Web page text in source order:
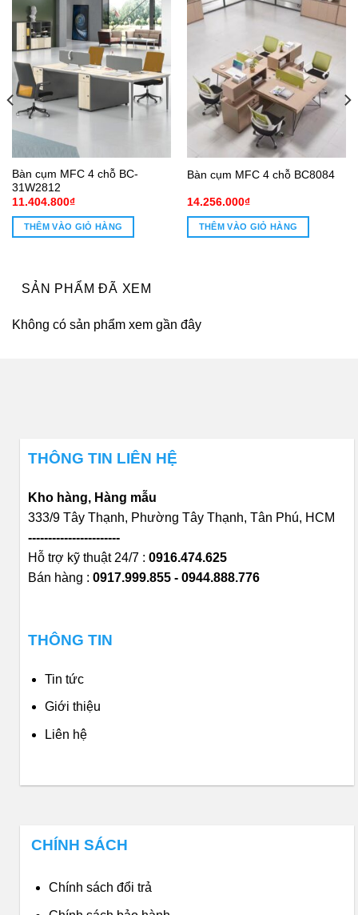
Bàn cụm MFC 4 chỗ BC-
31W2812
11.404.800₫
THÊM VÀO GIỎ HÀNG
Bàn cụm MFC 4 chỗ BC8084
14.256.000₫
THÊM VÀO GIỎ HÀNG
SẢN PHẨM ĐÃ XEM
Không có sản phẩm xem gần đây
THÔNG TIN LIÊN HỆ
Kho hàng, Hàng mẫu
333/9 Tây Thạnh, Phường Tây Thạnh, Tân Phú, HCM
-----------------------
Hỗ trợ kỹ thuật 24/7 : 0916.474.625
Bán hàng : 0917.999.855 - 0944.888.776
THÔNG TIN
Tin tức
Giới thiệu
Liên hệ
CHÍNH SÁCH
Chính sách đổi trả